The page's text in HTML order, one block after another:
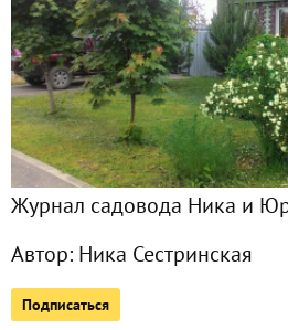
Журнал садовода Ника и
Автор: Ника Сестринская
Подписаться
Сейчас обсуждают
Опыт посадки огурцов в
Отличный редис ‘Черриэт F1’ -
Супертеплица с
Победа над кротами